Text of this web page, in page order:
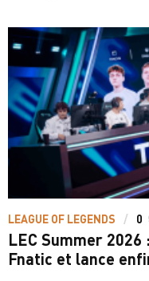
LEAGUE OF LEGENDS 0
LEC Summer
Fnatic et lance